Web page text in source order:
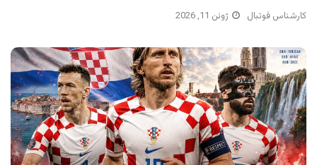
کارشناس فوتبال ژوئن 11, 2026